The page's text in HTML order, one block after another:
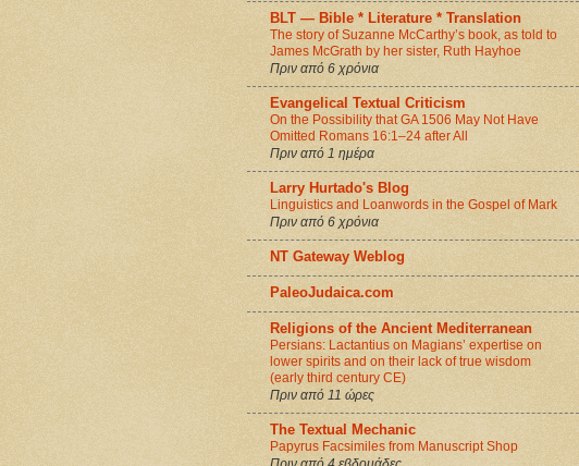
BLT — Bible * Literature * Translation
The story of Suzanne McCarthy’s book, as told to
James McGrath by her sister, Ruth Hayhoe
Πριν από 6 χρόνια
Evangelical Textual Criticism
On the Possibility that GA 1506 May Not Have
Omitted Romans 16:1–24 after All
Πριν από 1 ημέρα
Larry Hurtado's Blog
Linguistics and Loanwords in the Gospel of Mark
Πριν από 6 χρόνια
NT Gateway Weblog
PaleoJudaica.com
Religions of the Ancient Mediterranean
Persians: Lactantius on Magians’ expertise on
lower spirits and on their lack of true wisdom
(early third century CE)
Πριν από 11 ώρες
The Textual Mechanic
Papyrus Facsimiles from Manuscript Shop